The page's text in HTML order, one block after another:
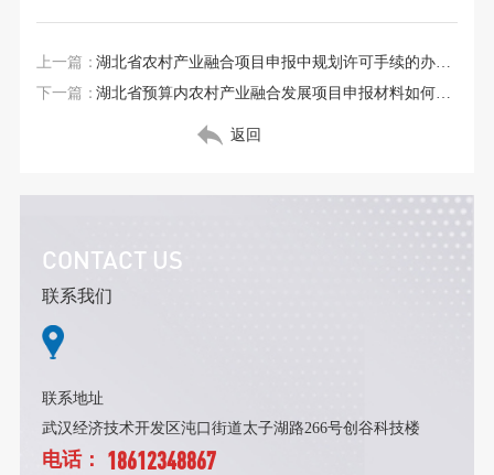
上一篇：
湖北省农村产业融合项目申报中规划许可手续的办理流程
下一篇：
湖北省预算内农村产业融合发展项目申报材料如何优化
返回
CONTACT US
联系我们
联系地址
武汉经济技术开发区沌口街道太子湖路266号创谷科技楼
电话： 18612348867